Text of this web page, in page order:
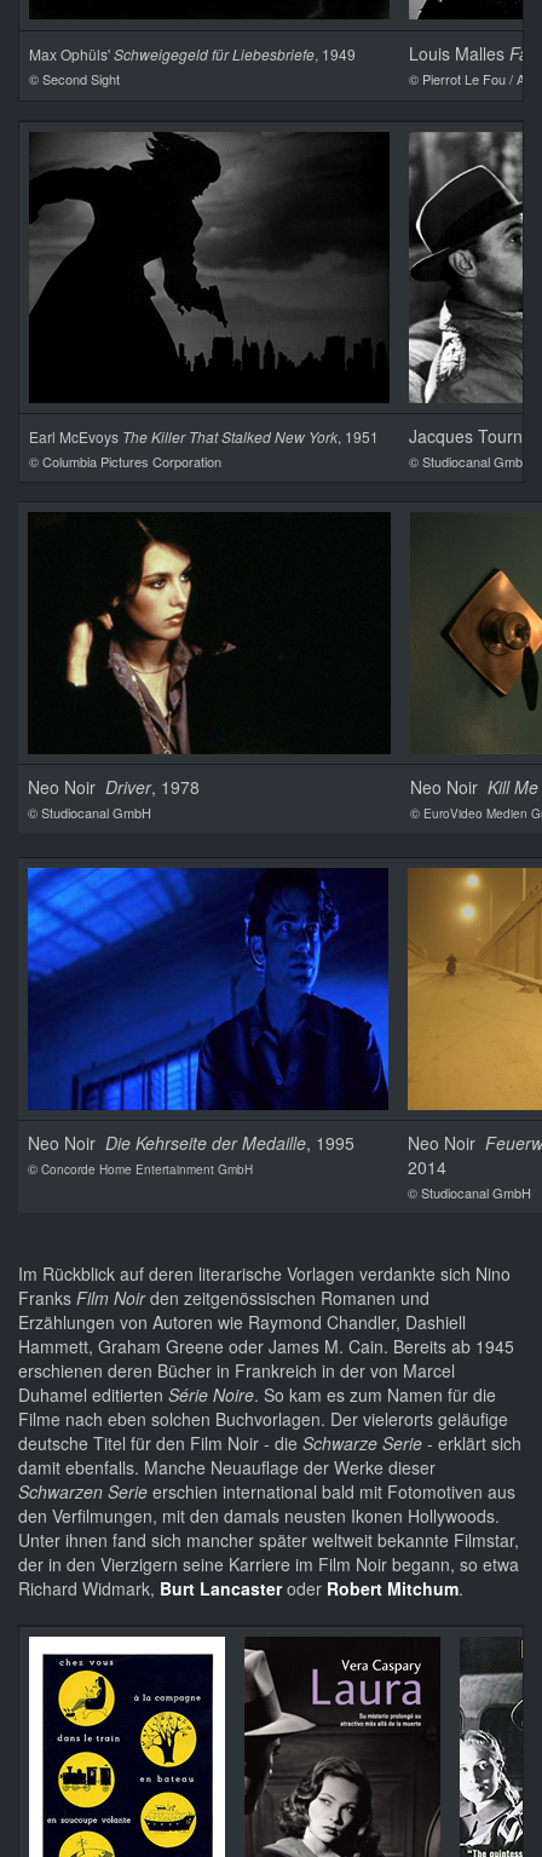
Max Ophüls'Schweigegeld für Liebesbriefe, 1949
© Second Sight
Louis Malles
© Pierrot Le Fou /
Earl McEvoys The Killer That Stalked New York, 1951
© Columbia Pictures Corporation
Jacques
© Studiocanal GmbH
Neo Noir Driver, 1978
© Studiocanal GmbH
Neo Noir Kill
© EuroVideo Medien
Neo Noir Die Kehrseite der Medaille, 1995
© Concorde Home Entertainment GmbH
Neo Noir
2014
© Studiocanal GmbH
Im Rückblick auf deren literarische Vorlagen verdankte sich Nino
Franks Film Noirden zeitgenössischen Romanen und
Erzählungen von Autoren wie Raymond Chandler, Dashiell
Hammett, Graham Greene oder James M. Cain. Bereits ab 1945
erschienen deren Bücher in Frankreich in der von Marcel
Duhamel editierten Série Noire. So kam es zum Namen für die
Filme nach eben solchen Buchvorlagen. Der vielerorts geläufige
deutsche Titel für den Film Noir - die Schwarze Serie - erklärt sich
damit ebenfalls. Manche Neuauflage der Werke dieser
Schwarzen Serie erschien international bald mit Fotomotiven aus
den Verfilmungen, mit den damals neusten Ikonen Hollywoods.
Unter ihnen fand sich mancher später weltweit bekannte Filmstar,
der in den Vierzigern seine Karriere im Film Noir begann, so etwa
Richard Widmark, Burt Lancasteroder Robert Mitchum.